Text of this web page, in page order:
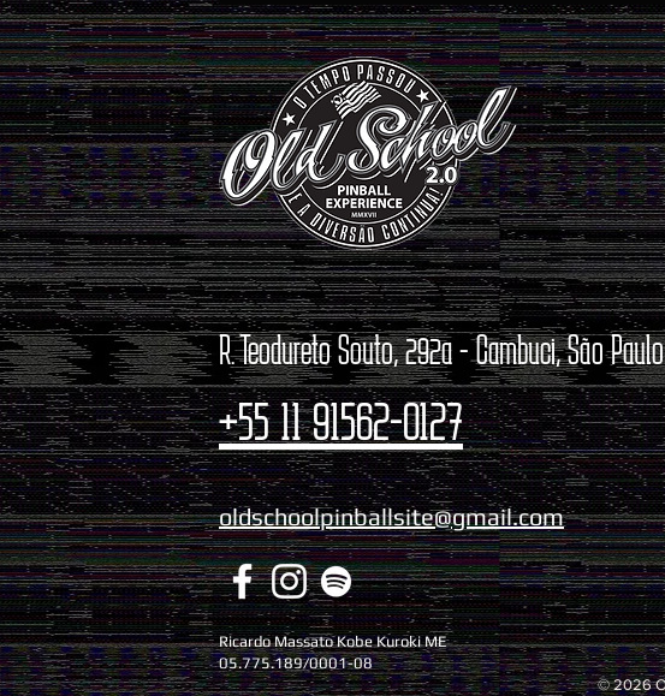
R. Teodureto Souto, 292a - Cambuci, São
+55 11 91562-0127
oldschoolpinballsite@gmail.com
Ricardo Massato Kobe Kuroki ME
05.775.189/0001-08
© 2026